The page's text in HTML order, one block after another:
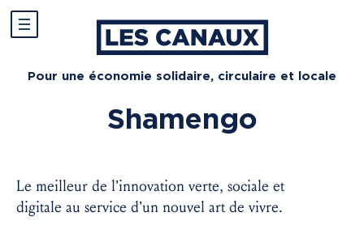
Pour une économie solidaire, circulaire et locale
Shamengo
Le meilleur de l’innovation verte, sociale et
digitale au service d’un nouvel art de vivre.